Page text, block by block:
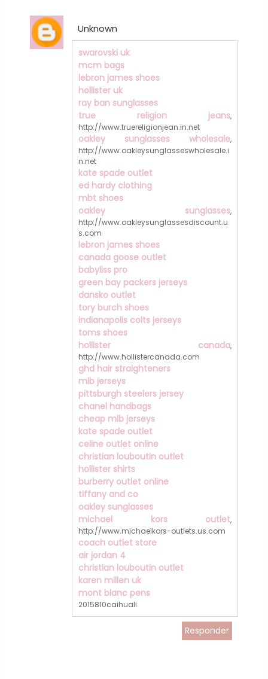
Unknown
swarovski uk
mcm bags
lebron james shoes
hollister uk
ray ban sunglasses
true religion jeans,
http://www.truereligionjean.in.net
oakley sunglasses wholesale,
http://www.oakleysunglasseswholesale.i
n.net
kate spade outlet
ed hardy clothing
mbt shoes
oakley sunglasses,
http://www.oakleysunglassesdiscount.u
s.com
lebron james shoes
canada goose outlet
babyliss pro
green bay packers jerseys
dansko outlet
tory burch shoes
indianapolis colts jerseys
toms shoes
hollister canada,
http://www.hollistercanada.com
ghd hair straighteners
mlb jerseys
pittsburgh steelers jersey
chanel handbags
cheap mlb jerseys
kate spade outlet
celine outlet online
christian louboutin outlet
hollister shirts
burberry outlet online
tiffany and co
oakley sunglasses
michael kors outlet,
http://www.michaelkors-outlets.us.com
coach outlet store
air jordan 4
christian louboutin outlet
karen millen uk
mont blanc pens
2015810caihuali
Responder